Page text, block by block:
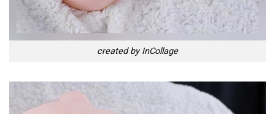
created by InCollage